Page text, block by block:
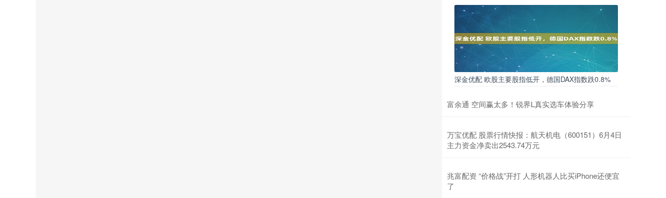
深金优配 欧股主要股指低开，德国DAX指数跌0.8%
富余通 空间赢太多！锐界L真实选车体验分享
万宝优配 股票行情快报：航天机电（600151）6月4日
主力资金净卖出2543.74万元
兆富配资 “价格战”开打 人形机器人比买iPhone还便宜
了